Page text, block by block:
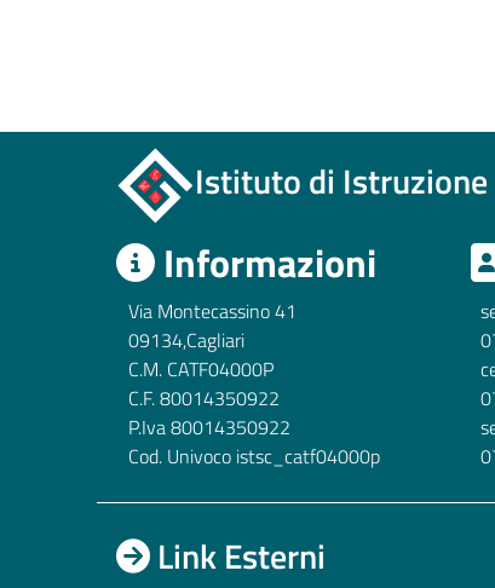
Istituto di Istruzione
Informazioni
Via Montecassino 41
09134,Cagliari
C.M. CATF04000P
C.F. 80014350922
P.Iva 80014350922
Cod. Univoco istsc_catf04000p
Link Esterni